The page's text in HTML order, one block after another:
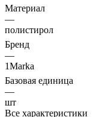
Материал
—
полистирол
Бренд
—
1Marka
Базовая единица
—
шт
Все характеристики